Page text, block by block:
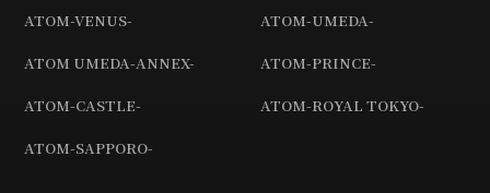
ATOM-VENUS- ATOM-UMEDA-
ATOM UMEDA-ANNEX- ATOM-PRINCE-
ATOM-CASTLE- ATOM-ROYAL TOKYO-
ATOM-SAPPORO-